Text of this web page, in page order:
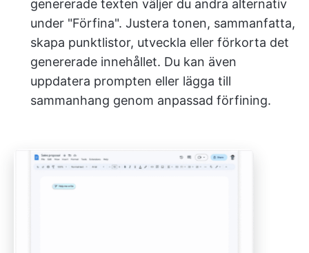
genererade texten väljer du andra alternativ
under "Förfina". Justera tonen, sammanfatta,
skapa punktlistor, utveckla eller förkorta det
genererade innehållet. Du kan även
uppdatera prompten eller lägga till
sammanhang genom anpassad förfining.